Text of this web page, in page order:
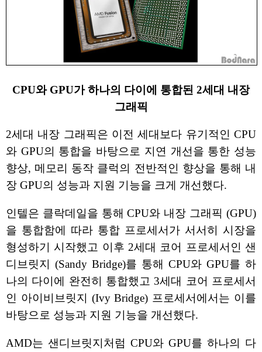
CPU와 GPU가 하나의 다이에 통합된 2세대 내장
그래픽
2세대 내장 그래픽은 이전 세대보다 유기적인 CPU
와 GPU의 통합을 바탕으로 지연 개선을 통한 성능
향상, 메모리 동작 클럭의 전반적인 향상을 통해 내
장 GPU의 성능과 지원 기능을 크게 개선했다.
인텔은 클락데일을 통해 CPU와 내장 그래픽 (GPU)
을 통합함에 따라 통합 프로세서가 서서히 시장을
형성하기 시작했고 이후 2세대 코어 프로세서인 샌
디브릿지 (Sandy Bridge)를 통해 CPU와 GPU를 하
나의 다이에 완전히 통합했고 3세대 코어 프로세서
인 아이비브릿지 (Ivy Bridge) 프로세서에서는 이를
바탕으로 성능과 지원 기능을 개선했다.
AMD는 샌디브릿지처럼 CPU와 GPU를 하나의 다